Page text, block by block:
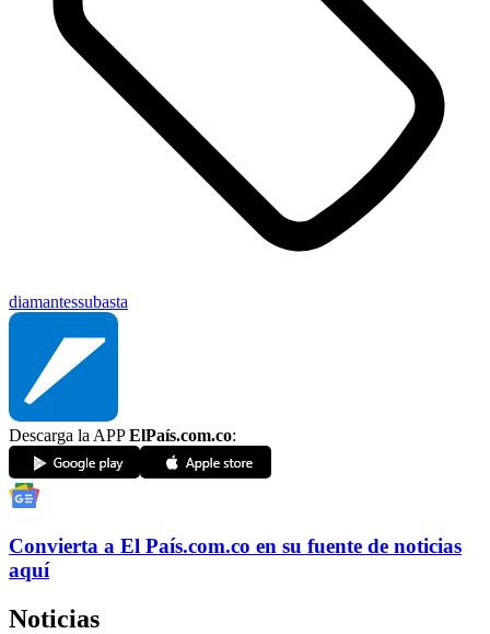
diamantessubasta
Descarga la APPElPaís.com.co:
Convierta a El País.com.co en su fuente de noticias
aquí
Noticias